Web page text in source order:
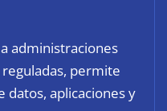
administraciones
permite
aplicaciones y